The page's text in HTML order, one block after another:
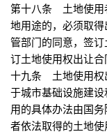
第十八条 土地使用
地用途的，必须取
管部门的同意，签
订土地使用权出让
十九条 土地使用权
于城市基础设施建
用的具体办法由
者依法取得的土地